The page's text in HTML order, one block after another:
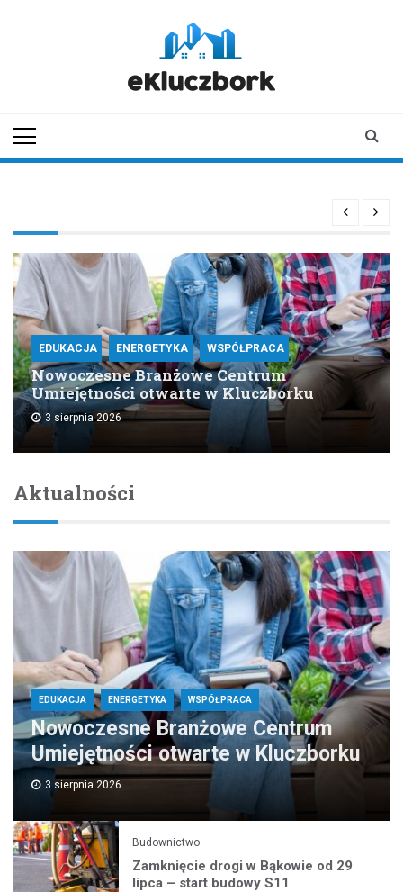
EDUKACJA ENERGETYKA WSPÓŁPRACA
Nowoczesne Branżowe Centrum
Umiejętności otwarte w Kluczborku
3 sierpnia 2026
Aktualności
EDUKACJA ENERGETYKA WSPÓŁPRACA
Nowoczesne Branżowe Centrum
Umiejętności otwarte w Kluczborku
3 sierpnia 2026
Budownictwo
Zamknięcie drogi w Bąkowie od 29
lipca – start budowy S11